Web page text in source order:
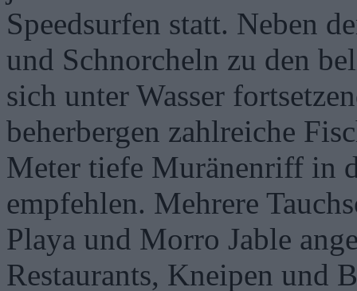
Speedsurfen statt. Neben
und Schnorcheln zu den
sich unter Wasser
beherbergen zahlreiche
Meter tiefe Muränenriff in
empfehlen. Mehrere
Playa und Morro Jable
Restaurants, Kneipen und